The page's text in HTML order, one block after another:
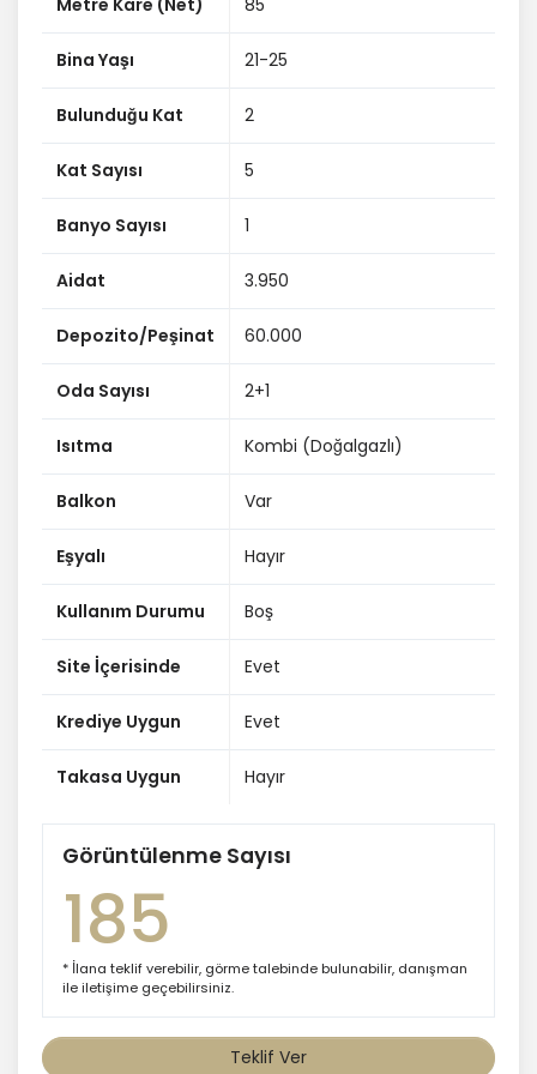
Aycan Akbaş
Century 21 Açı Gayrimenkul
0532 584 34 64
Metre Kare (Net) 85
Bina Yaşı 21-25
Bulunduğu Kat 2
Kat Sayısı 5
Banyo Sayısı 1
Aidat 3.950
Depozito/Peşinat 60.000
Oda Sayısı 2+1
Isıtma Kombi (Doğalgazlı)
Balkon Var
Eşyalı Hayır
Kullanım Durumu Boş
Site İçerisinde Evet
Krediye Uygun Evet
Takasa Uygun Hayır
Görüntülenme Sayısı
185
* İlana teklif verebilir, görme talebinde bulunabilir, danışman
ile iletişime geçebilirsiniz.
Teklif Ver